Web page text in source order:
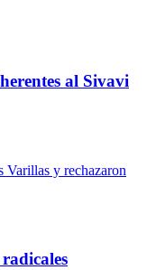
al Sivavi